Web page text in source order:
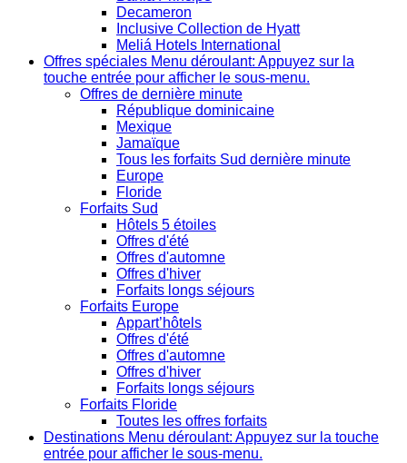
Decameron
Inclusive Collection de Hyatt
Meliá Hotels International
Offres spéciales Menu déroulant: Appuyez sur la
touche entrée pour afficher le sous-menu.
Offres de dernière minute
République dominicaine
Mexique
Jamaïque
Tous les forfaits Sud dernière minute
Europe
Floride
Forfaits Sud
Hôtels 5 étoiles
Offres d'été
Offres d'automne
Offres d'hiver
Forfaits longs séjours
Forfaits Europe
Appart’hôtels
Offres d'été
Offres d'automne
Offres d'hiver
Forfaits longs séjours
Forfaits Floride
Toutes les offres forfaits
Destinations Menu déroulant: Appuyez sur la touche
entrée pour afficher le sous-menu.